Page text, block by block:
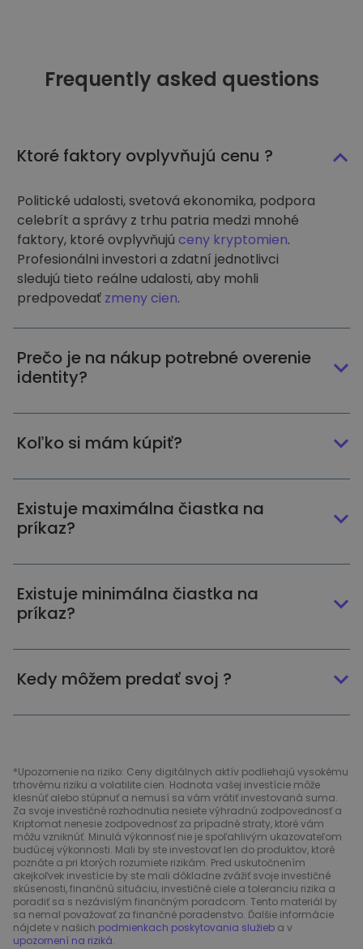
Frequently asked questions
Ktoré faktory ovplyvňujú cenu ?
Politické udalosti, svetová ekonomika, podpora
celebrít a správy z trhu patria medzi mnohé
faktory, ktoré ovplyvňujú ceny kryptomien.
Profesionálni investori a zdatní jednotlivci
sledujú tieto reálne udalosti, aby mohli
predpovedať zmeny cien.
Prečo je na nákup potrebné overenie
identity?
Koľko si mám kúpiť?
Existuje maximálna čiastka na
príkaz?
Existuje minimálna čiastka na
príkaz?
Kedy môžem predať svoj ?
*Upozornenie na riziko: Ceny digitálnych aktív podliehajú vysokému
trhovému riziku a volatilite cien. Hodnota vašej investície môže
klesnúť alebo stúpnuť a nemusí sa vám vrátiť investovaná suma.
Za svoje investičné rozhodnutia nesiete výhradnú zodpovednosť a
Kriptomat nenesie zodpovednosť za prípadné straty, ktoré vám
môžu vzniknúť. Minulá výkonnosť nie je spoľahlivým ukazovateľom
budúcej výkonnosti. Mali by ste investovať len do produktov, ktoré
poznáte a pri ktorých rozumiete rizikám. Pred uskutočnením
akejkoľvek investície by ste mali dôkladne zvážiť svoje investičné
skúsenosti, finančnú situáciu, investičné ciele a toleranciu rizika a
poradiť sa s nezávislým finančným poradcom. Tento materiál by
sa nemal považovať za finančné poradenstvo. Ďalšie informácie
nájdete v našich podmienkach poskytovania služieb a v
upozornení na riziká.